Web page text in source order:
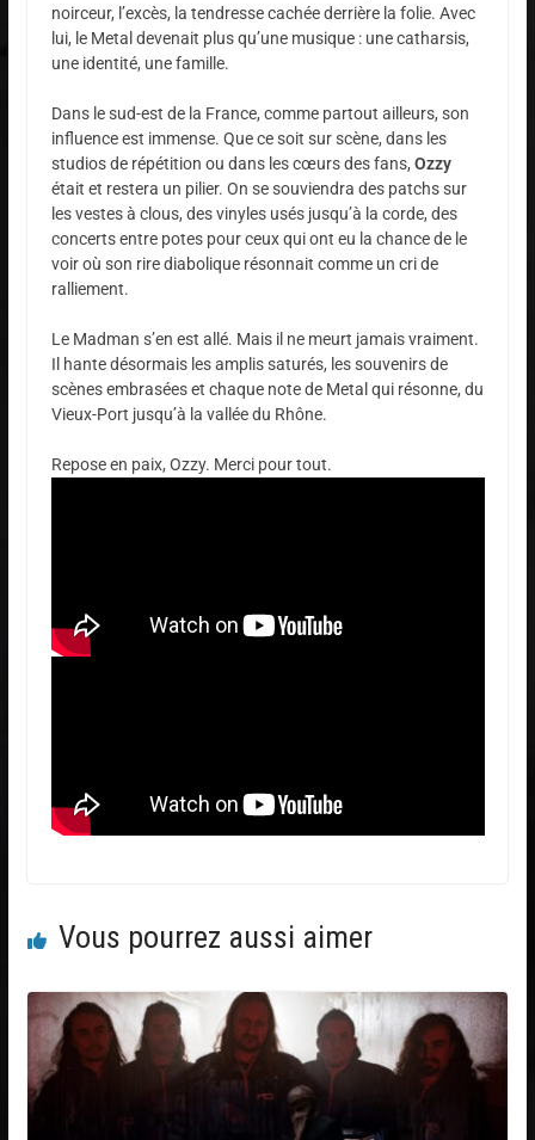
noirceur, l’excès, la tendresse cachée derrière la folie. Avec
lui, le Metal devenait plus qu’une musique : une catharsis,
une identité, une famille.
Dans le sud-est de la France, comme partout ailleurs, son
influence est immense. Que ce soit sur scène, dans les
studios de répétition ou dans les cœurs des fans, Ozzy
était et restera un pilier. On se souviendra des patchs sur
les vestes à clous, des vinyles usés jusqu’à la corde, des
concerts entre potes pour ceux qui ont eu la chance de le
voir où son rire diabolique résonnait comme un cri de
ralliement.
Le Madman s’en est allé. Mais il ne meurt jamais vraiment.
Il hante désormais les amplis saturés, les souvenirs de
scènes embrasées et chaque note de Metal qui résonne, du
Vieux-Port jusqu’à la vallée du Rhône.
Repose en paix, Ozzy. Merci pour tout.
Vous pourrez aussi aimer